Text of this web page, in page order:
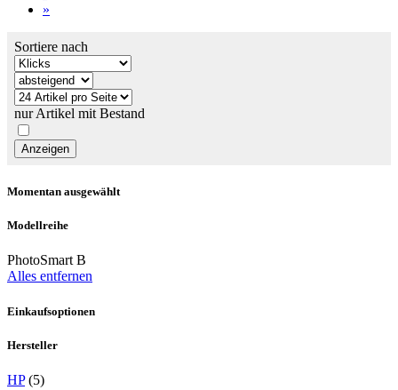
»
Sortiere nach
nur Artikel mit Bestand
Momentan ausgewählt
Modellreihe
PhotoSmart B
Alles entfernen
Einkaufsoptionen
Hersteller
HP(5)